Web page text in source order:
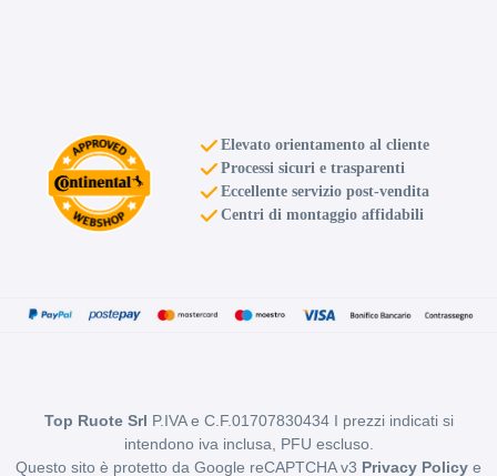
Elevato orientamento al cliente
Processi sicuri e trasparenti
Eccellente servizio post-vendita
Centri di montaggio affidabili
Top Ruote Srl P.IVA e C.F.01707830434 I prezzi indicati si
intendono iva inclusa, PFU escluso.
Questo sito è protetto da Google reCAPTCHA v3 Privacy Policy e